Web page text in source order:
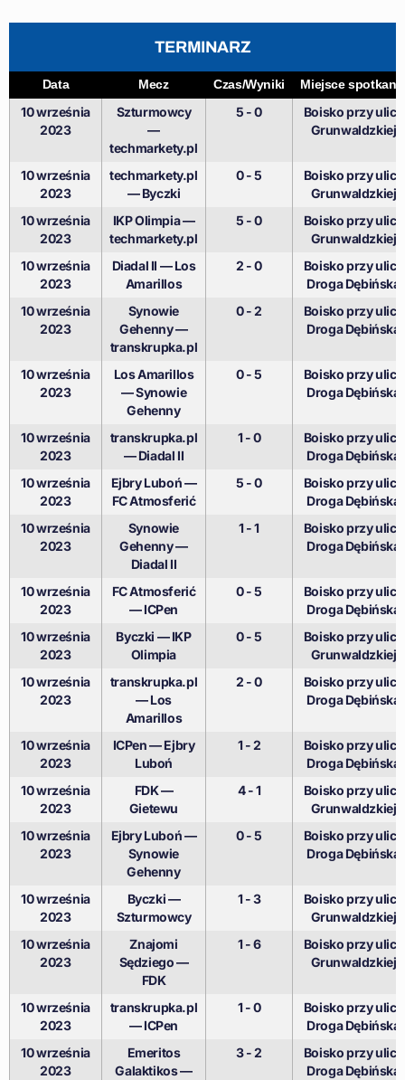
TERMINARZ
Data Mecz Czas/Wyniki Miejsce
10 września
2023
Szturmowcy
—
techmarkety.pl
5 - 0
Boisko przy ulicy
Grunwaldzkiej
10 września
2023
techmarkety.pl
— Byczki
0 - 5
Boisko przy ulicy
Grunwaldzkiej
10 września
2023
IKP Olimpia —
techmarkety.pl
5 - 0
Boisko przy ulicy
Grunwaldzkiej
10 września
2023
Diadal II — Los
Amarillos
2 - 0
Boisko przy ulicy
Droga Dębińska
10 września
2023
Synowie
Gehenny —
transkrupka.pl
0 - 2
Boisko przy ulicy
Droga Dębińska
10 września
2023
Los Amarillos
— Synowie
Gehenny
0 - 5
Boisko przy ulicy
Droga Dębińska
10 września
2023
transkrupka.pl
— Diadal II
1 - 0
Boisko przy ulicy
Droga Dębińska
10 września
2023
Ejbry Luboń —
FC Atmosferić
5 - 0
Boisko przy ulicy
Droga Dębińska
10 września
2023
Synowie
Gehenny —
Diadal II
1 - 1
Boisko przy ulicy
Droga Dębińska
10 września
2023
FC Atmosferić
— ICPen
0 - 5
Boisko przy ulicy
Droga Dębińska
10 września
2023
Byczki — IKP
Olimpia
0 - 5
Boisko przy ulicy
Grunwaldzkiej
10 września
2023
transkrupka.pl
— Los
Amarillos
2 - 0
Boisko przy ulicy
Droga Dębińska
10 września
2023
ICPen — Ejbry
Luboń
1 - 2
Boisko przy ulicy
Droga Dębińska
10 września
2023
FDK —
Gietewu
4 - 1
Boisko przy ulicy
Grunwaldzkiej
10 września
2023
Ejbry Luboń —
Synowie
Gehenny
0 - 5
Boisko przy ulicy
Droga Dębińska
10 września
2023
Byczki —
Szturmowcy
1 - 3
Boisko przy ulicy
Grunwaldzkiej
10 września
2023
Znajomi
Sędziego —
FDK
1 - 6
Boisko przy ulicy
Grunwaldzkiej
10 września
2023
transkrupka.pl
— ICPen
1 - 0
Boisko przy ulicy
Droga Dębińska
10 września
2023
Emeritos
Galaktikos —
3 - 2
Boisko przy ulicy
Droga Dębińska